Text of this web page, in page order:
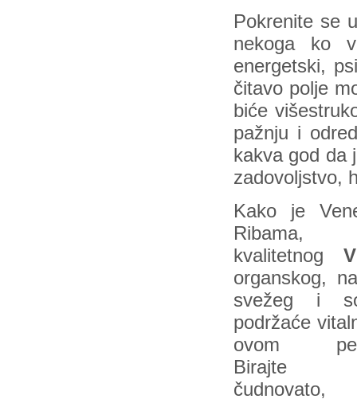
Pokrenite se
nekoga ko
energetski,
čitavo polje
biće
pažnju i
kakva god da
zadovoljstvo,
Kako je
Ribama,
kvalitetnog
organskog,
svežeg i
podržaće
ovom
Birajte
čudnovato,